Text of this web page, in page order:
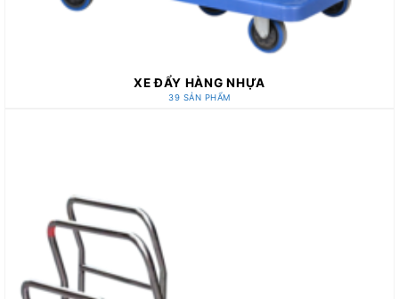
XE ĐẨY HÀNG NHỰA
39 SẢN PHẨM